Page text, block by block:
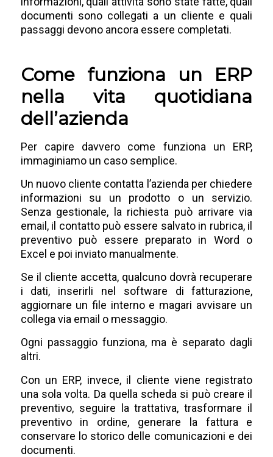
documenti sono collegati a un cliente e quali
passaggi devono ancora essere completati.
Come funziona un ERP
nella vita quotidiana
dell’azienda
Per capire davvero come funziona un ERP,
immaginiamo un caso semplice.
Un nuovo cliente contatta l’azienda per chiedere
informazioni su un prodotto o un servizio.
Senza gestionale, la richiesta può arrivare via
email, il contatto può essere salvato in rubrica, il
preventivo può essere preparato in Word o
Excel e poi inviato manualmente.
Se il cliente accetta, qualcuno dovrà recuperare
i dati, inserirli nel software di fatturazione,
aggiornare un file interno e magari avvisare un
collega via email o messaggio.
Ogni passaggio funziona, ma è separato dagli
altri.
Con un ERP, invece, il cliente viene registrato
una sola volta. Da quella scheda si può creare il
preventivo, seguire la trattativa, trasformare il
preventivo in ordine, generare la fattura e
conservare lo storico delle comunicazioni e dei
documenti.